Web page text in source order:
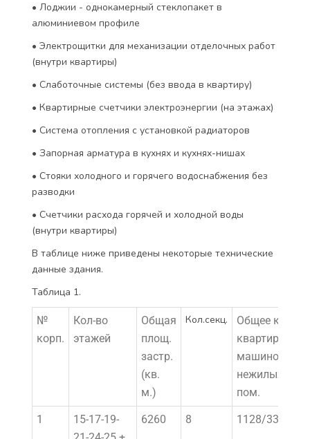
• Лоджии - однокамерный стеклопакет в
алюминиевом профиле
• Электрощитки для механизации отделочных работ
(внутри квартиры)
• Слаботочные системы (без ввода в квартиру)
• Квартирные счетчики электроэнергии (на этажах)
• Система отопления с установкой радиаторов
• Запорная арматура в кухнях и кухнях-нишах
• Стояки холодного и горячего водоснабжения без
разводки
• Счетчики расхода горячей и холодной воды
(внутри квартиры)
В таблице ниже приведены некоторые технические
данные здания.
Таблица 1.
№
корп.
Кол-во
этажей
Общая
площ.
застр.
(кв.
м.)
Кол.секц.
Общее кол-во
квартир/
машиномест/
нежилых
пом.
1
15-17-19-
6260 8 1128/330/484